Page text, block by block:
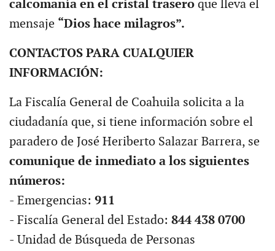
calcomanía en el cristal trasero que lleva el
mensaje “Dios hace milagros”.
CONTACTOS PARA CUALQUIER
INFORMACIÓN:
La Fiscalía General de Coahuila solicita a la
ciudadanía que, si tiene información sobre el
paradero de José Heriberto Salazar Barrera, se
comunique de inmediato a los siguientes
números:
- Emergencias: 911
- Fiscalía General del Estado: 844 438 0700
- Unidad de Búsqueda de Personas